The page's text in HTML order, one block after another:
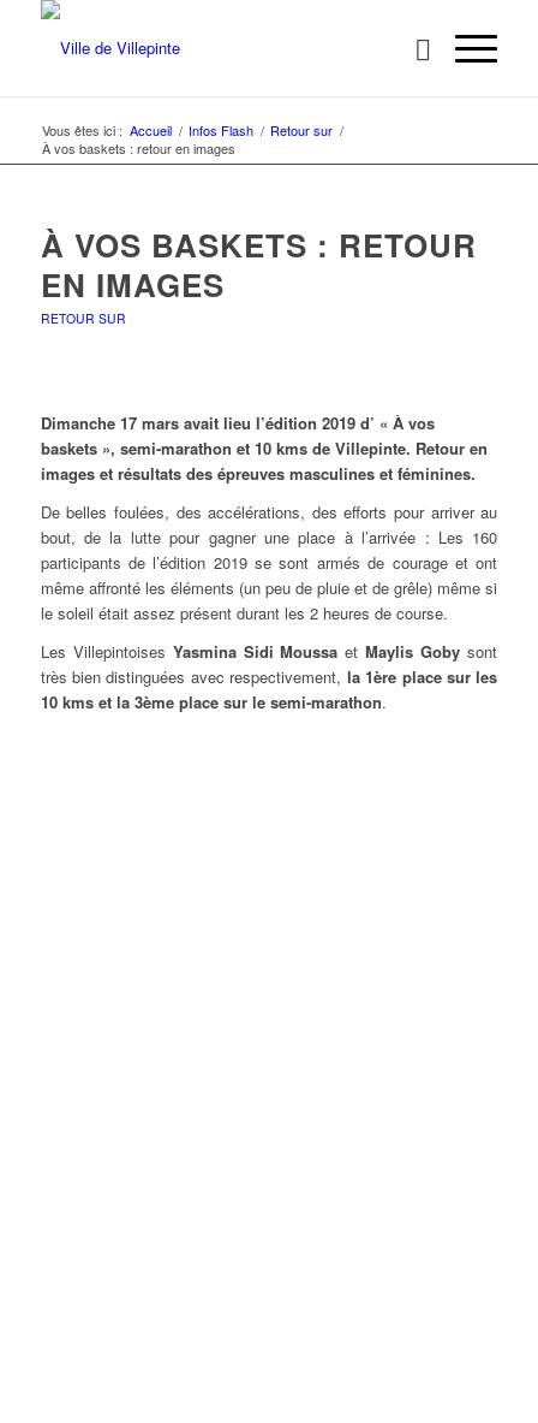
Vous êtes ici : Accueil / Infos Flash / Retour sur /
À vos baskets : retour en images
À VOS BASKETS : RETOUR
EN IMAGES
RETOUR SUR
Dimanche 17 mars avait lieu l’édition 2019 d’ « À vos
baskets », semi-marathon et 10 kms de Villepinte. Retour en
images et résultats des épreuves masculines et féminines.
De belles foulées, des accélérations, des efforts pour arriver au
bout, de la lutte pour gagner une place à l’arrivée : Les 160
participants de l’édition 2019 se sont armés de courage et ont
même affronté les éléments (un peu de pluie et de grêle) même si
le soleil était assez présent durant les 2 heures de course.
Les Villepintoises Yasmina Sidi Moussa etMaylis Goby sont
très bien distinguées avec respectivement, la 1ère place sur les
10 kms et la 3ème place sur le semi-marathon.